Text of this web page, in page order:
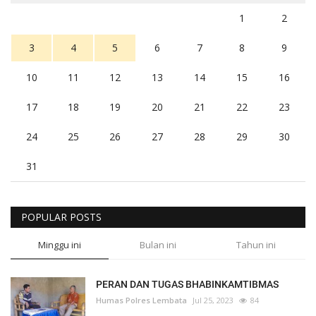
1
2
3 4 5 6 7 8 9
10 11 12 13 14 15 16
17 18 19 20 21 22 23
24 25 26 27 28 29 30
31
POPULAR POSTS
Minggu ini Bulan ini Tahun ini
PERAN DAN TUGAS BHABINKAMTIBMAS
Humas Polres Lembata Jul 25, 2023 84